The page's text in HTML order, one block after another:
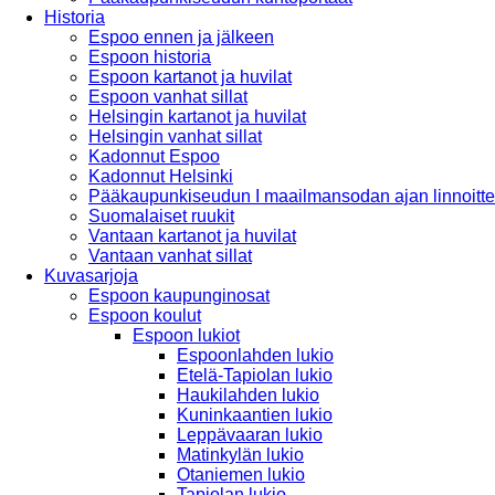
Historia
Espoo ennen ja jälkeen
Espoon historia
Espoon kartanot ja huvilat
Espoon vanhat sillat
Helsingin kartanot ja huvilat
Helsingin vanhat sillat
Kadonnut Espoo
Kadonnut Helsinki
Pääkaupunkiseudun I maailmansodan ajan
Suomalaiset ruukit
Vantaan kartanot ja huvilat
Vantaan vanhat sillat
Kuvasarjoja
Espoon kaupunginosat
Espoon koulut
Espoon lukiot
Espoonlahden lukio
Etelä-Tapiolan lukio
Haukilahden lukio
Kuninkaantien lukio
Leppävaaran lukio
Matinkylän lukio
Otaniemen lukio